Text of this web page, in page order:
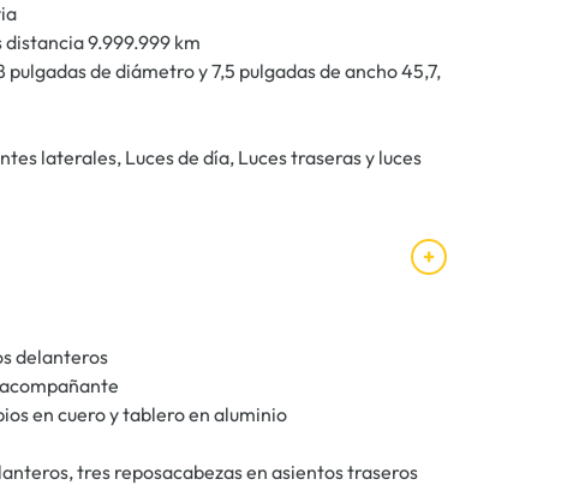
9.999.999 km
de diámetro y 7,5 pulgadas de ancho 45,7,
laterales, Luces de día, Luces traseras y luces
delanteros
en cuero y tablero en aluminio
tres reposacabezas en asientos traseros